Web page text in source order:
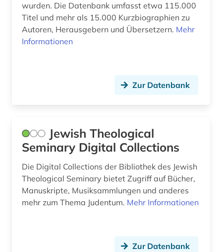
oral history (1)
orientalistik (1)
polen (1)
politik (1)
quelle (1)
quellenedition (1)
wurden. Die Datenbank umfasst etwa 115.000
Titel und mehr als 15.000 Kurzbiographien zu
Autoren, Herausgebern und Übersetzern. Mehr
Informationen
Zur Datenbank
Jewish Theological
Seminary Digital Collections
Die Digital Collections der Bibliothek des Jewish
Theological Seminary bietet Zugriff auf Bücher,
Manuskripte, Musiksammlungen und anderes
mehr zum Thema Judentum. Mehr Informationen
Zur Datenbank